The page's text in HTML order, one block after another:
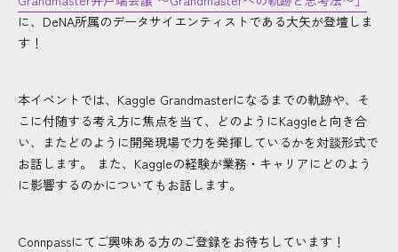
に、DeNA所属のデータサイエンティストである大矢が登壇しま
す！
本イベントでは、Kaggle Grandmasterになるまでの軌跡や、そ
こに付随する考え方に焦点を当て、どのようにKaggleと向き合
い、またどのように開発現場で力を発揮しているかを対談形式で
お話します。 また、Kaggleの経験が業務・キャリアにどのよう
に影響するのかについてもお話します。
Connpassにてご興味ある方のご登録をお待ちしています！